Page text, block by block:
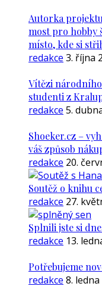
Autorka
most pro hobby
místo, kde si
redakce 3. října
Vítězi
studenti z
redakce 5.
Shoeker.cz –
váš způsob
redakce 20.
Soutěž o knihu
redakce 27.
Splnili jste si
redakce 13.
Potřebujeme
redakce 8. ledna